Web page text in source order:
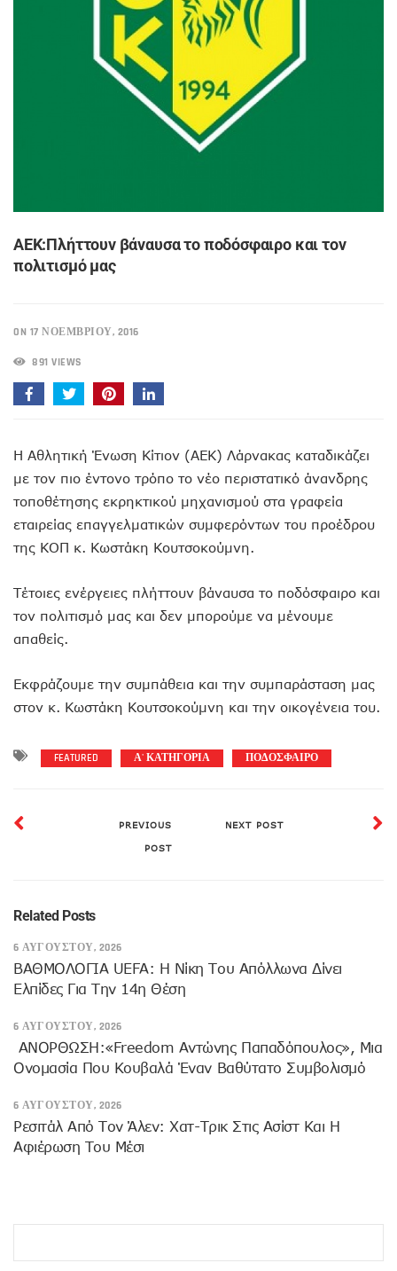
ΑΕΚ:Πλήττουν βάναυσα το ποδόσφαιρο και τον
πολιτισμό μας
ON 17 ΝΟΕΜΒΡΊΟΥ, 2016
891 VIEWS
Η Αθλητική Ένωση Κίτιον (ΑΕΚ) Λάρνακας καταδικάζει
με τον πιο έντονο τρόπο το νέο περιστατικό άνανδρης
τοποθέτησης εκρηκτικού μηχανισμού στα γραφεία
εταιρείας επαγγελματικών συμφερόντων του προέδρου
της ΚΟΠ κ. Κωστάκη Κουτσοκούμνη.
Τέτοιες ενέργειες πλήττουν βάναυσα το ποδόσφαιρο και
τον πολιτισμό μας και δεν μπορούμε να μένουμε
απαθείς.
Εκφράζουμε την συμπάθεια και την συμπαράσταση μας
στον κ. Κωστάκη Κουτσοκούμνη και την οικογένεια του.
FEATURED Α' ΚΑΤΗΓΟΡΙΑ ΠΟΔΟΣΦΑΙΡΟ
PREVIOUS
POST
NEXT POST
Related Posts
6 ΑΥΓΟΎΣΤΟΥ, 2026
ΒΑΘΜΟΛΟΓΙΑ UEFA: Η Νίκη Του Απόλλωνα Δίνει
Ελπίδες Για Την 14η Θέση
6 ΑΥΓΟΎΣΤΟΥ, 2026
ANOΡΘΩΣΗ:«Freedom Αντώνης Παπαδόπουλος», Μια
Ονομασία Που Κουβαλά Έναν Βαθύτατο Συμβολισμό
6 ΑΥΓΟΎΣΤΟΥ, 2026
Ρεσιτάλ Από Τον Άλεν: Χατ-Τρικ Στις Ασίστ Και Η
Αφιέρωση Του Μέσι